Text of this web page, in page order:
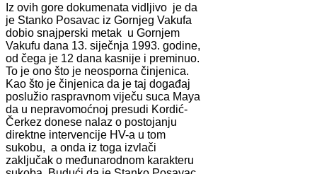
Iz ovih gore dokumenata vidljivo je da
je Stanko Posavac iz Gornjeg Vakufa
dobio snajperski metak u Gornjem
Vakufu dana 13. siječnja 1993. godine,
od čega je 12 dana kasnije i preminuo.
To je ono što je neosporna činjenica.
Kao što je činjenica da je taj događaj
poslužio raspravnom viječu suca Maya
da u nepravomoćnoj presudi Kordić-
Čerkez donese nalaz o postojanju
direktne intervencije HV-a u tom
sukobu, a onda iz toga izvlači
zaključak o međunarodnom karakteru